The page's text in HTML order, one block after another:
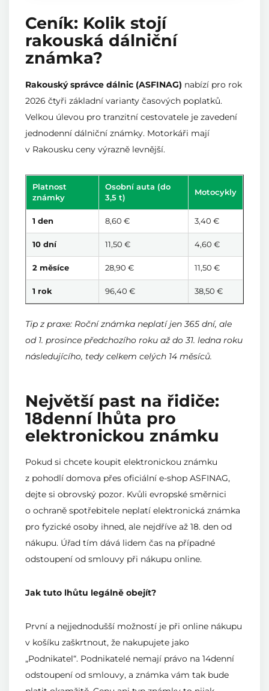
Ceník: Kolik stojí
rakouská dálniční
známka?
Rakouský správce dálnic (ASFINAG) nabízí pro rok
2026 čtyři základní varianty časových poplatků.
Velkou úlevou pro tranzitní cestovatele je zavedení
jednodenní dálniční známky. Motorkáři mají
v Rakousku ceny výrazně levnější.
Platnost
známky
Osobní auta (do
3,5 t)
Motocykly
1 den 8,60 € 3,40 €
10 dní 11,50 € 4,60 €
2 měsíce 28,90 € 11,50 €
1 rok 96,40 € 38,50 €
Tip z praxe: Roční známka neplatí jen 365 dní, ale
od 1. prosince předchozího roku až do 31. ledna roku
následujícího, tedy celkem celých 14 měsíců.
Největší past na řidiče:
18denní lhůta pro
elektronickou známku
Pokud si chcete koupit elektronickou známku
z pohodlí domova přes oficiální e-shop ASFINAG,
dejte si obrovský pozor. Kvůli evropské směrnici
o ochraně spotřebitele neplatí elektronická známka
pro fyzické osoby ihned, ale nejdříve až 18. den od
nákupu. Úřad tím dává lidem čas na případné
odstoupení od smlouvy při nákupu online.
Jak tuto lhůtu legálně obejít?
První a nejjednodušší možností je při online nákupu
v košíku zaškrtnout, že nakupujete jako
„Podnikatel“. Podnikatelé nemají právo na 14denní
odstoupení od smlouvy, a známka vám tak bude